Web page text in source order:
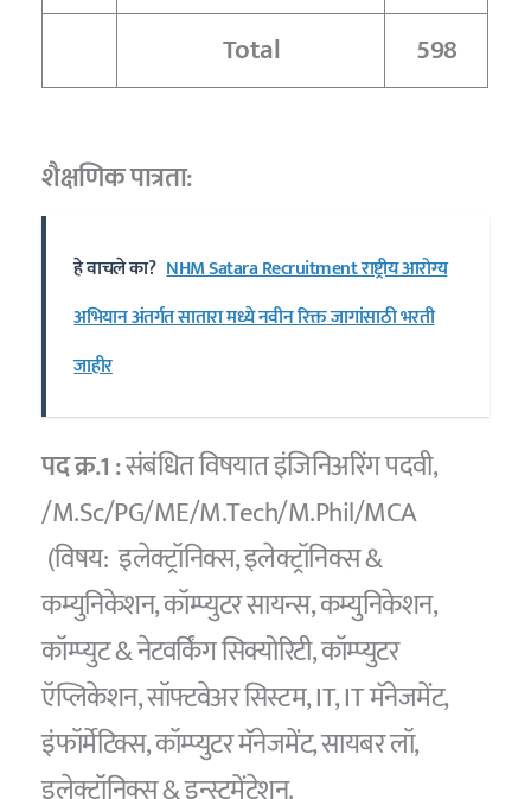
Total 598
शैक्षणिक पात्रता:
हे वाचले का? NHM Satara Recruitment राष्ट्रीय आरोग्य
अभियान अंतर्गत सातारा मध्ये नवीन रिक्त जागांसाठी भरती
जाहीर
पद क्र.1 :संबंधित विषयात इंजिनिअरिंग पदवी,
/M.Sc/PG/ME/M.Tech/M.Phil/MCA
(विषय: इलेक्ट्रॉनिक्स, इलेक्ट्रॉनिक्स &
कम्युनिकेशन, कॉम्प्युटर सायन्स, कम्युनिकेशन,
कॉम्प्युट & नेटवर्किंग सिक्योरिटी, कॉम्प्युटर
ऍप्लिकेशन, सॉफ्टवेअर सिस्टम, IT, IT मॅनेजमेंट,
इंफॉर्मेटिक्स, कॉम्प्युटर मॅनेजमेंट, सायबर लॉ,